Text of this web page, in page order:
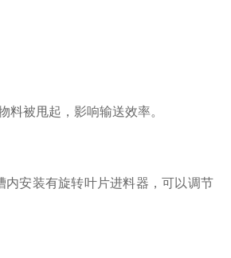
被甩起，影响输送效率。
安装有旋转叶片进料器，可以调节